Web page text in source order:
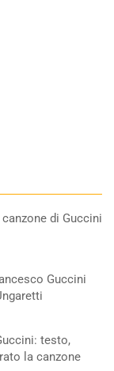
di Guccini
Guccini
testo,
la canzone